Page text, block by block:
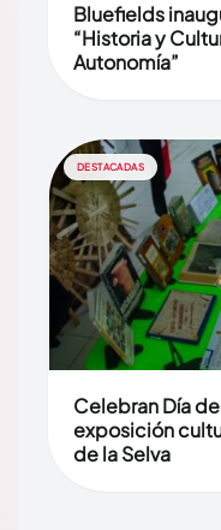
Bluefields
“Historia y
Autonomía”
DESTACADAS
Celebran Día
exposición
de la Selva